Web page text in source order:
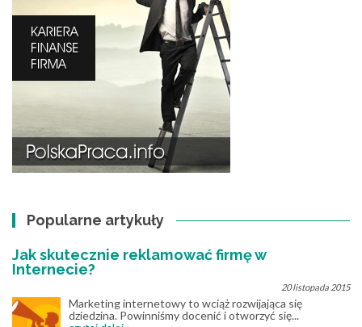
Popularne artykuły
Jak skutecznie reklamować firmę w
Internecie?
20 listopada 2015
Marketing internetowy to wciąż rozwijająca się
dziedzina. Powinniśmy docenić i otworzyć się...